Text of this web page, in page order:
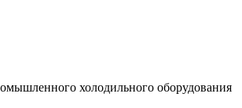
холодильного оборудования